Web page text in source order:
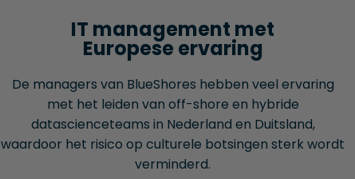
IT management met
Europese ervaring
De managers van BlueShores hebben veel ervaring
met het leiden van off-shore en hybride
datascienceteams in Nederland en Duitsland,
waardoor het risico op culturele botsingen sterk wordt
verminderd.